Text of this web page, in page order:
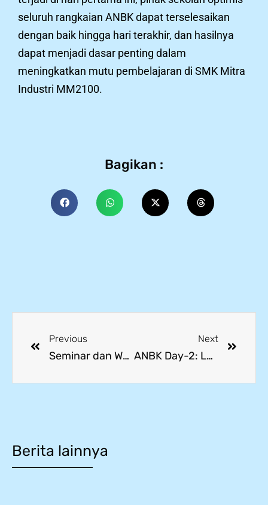
seluruh rangkaian ANBK dapat terselesaikan
dengan baik hingga hari terakhir, dan hasilnya
dapat menjadi dasar penting dalam
meningkatkan mutu pembelajaran di SMK Mitra
Industri MM2100.
Bagikan :
Previous
Seminar dan Workshop Teaching Factory Dorong Pengembangan Produk dan Jasa Berbasis Potensi Sekolah
Next
ANBK Day-2: Lancar, Tertib, dan Siap Lanjut ke Sulingjar
Berita lainnya